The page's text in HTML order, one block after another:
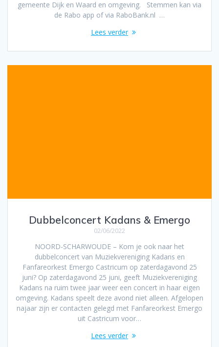
gemeente Dijk en Waard en omgeving. Stemmen kan via
de Rabo app of via RaboBank.nl …
Lees verder
Dubbelconcert Kadans & Emergo
02/06/2022
NOORD-SCHARWOUDE – Kom je ook naar het
dubbelconcert van Muziekvereniging Kadans en
Fanfareorkest Emergo Castricum op zaterdagavond 25
juni? Op zaterdagavond 25 juni, geeft Muziekvereniging
Kadans na ruim twee jaar weer een concert in haar eigen
omgeving. Kadans speelt deze avond niet alleen. Afgelopen
najaar zijn er contacten gelegd met Fanfareorkest Emergo
uit Castricum voor…
Lees verder